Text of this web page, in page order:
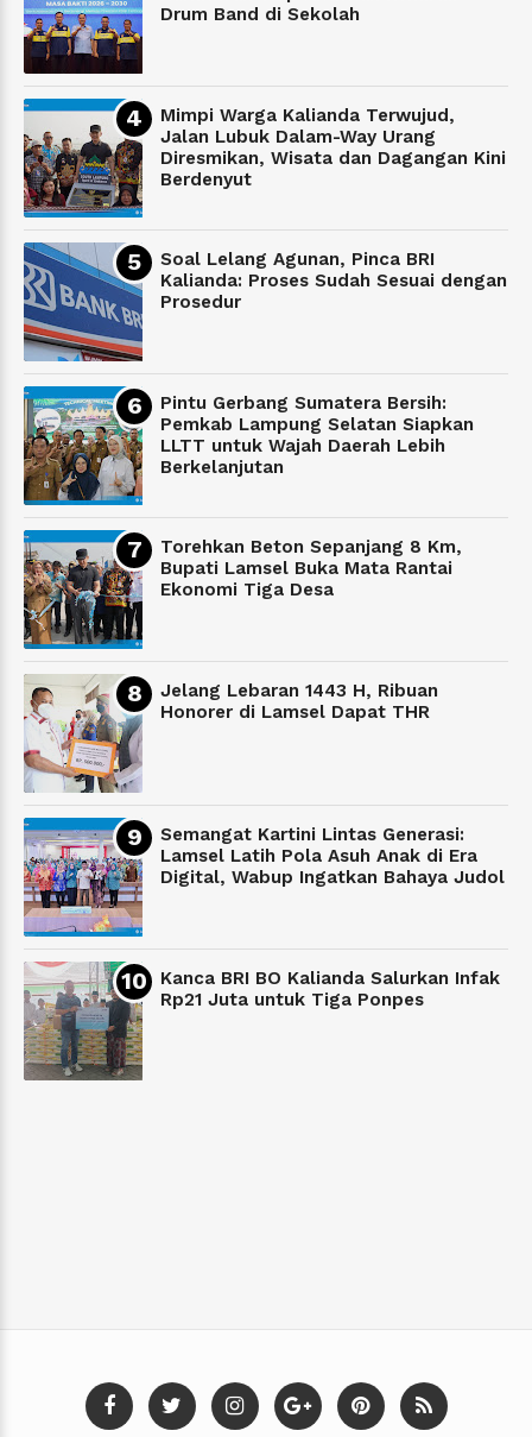
Drum Band di Sekolah
Mimpi Warga Kalianda Terwujud,
Jalan Lubuk Dalam-Way Urang
Diresmikan, Wisata dan Dagangan Kini
Berdenyut
Soal Lelang Agunan, Pinca BRI
Kalianda: Proses Sudah Sesuai dengan
Prosedur
Pintu Gerbang Sumatera Bersih:
Pemkab Lampung Selatan Siapkan
LLTT untuk Wajah Daerah Lebih
Berkelanjutan
Torehkan Beton Sepanjang 8 Km,
Bupati Lamsel Buka Mata Rantai
Ekonomi Tiga Desa
Jelang Lebaran 1443 H, Ribuan
Honorer di Lamsel Dapat THR
Semangat Kartini Lintas Generasi:
Lamsel Latih Pola Asuh Anak di Era
Digital, Wabup Ingatkan Bahaya Judol
Kanca BRI BO Kalianda Salurkan Infak
Rp21 Juta untuk Tiga Ponpes